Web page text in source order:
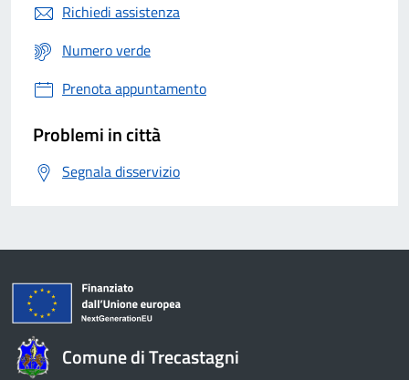
Richiedi assistenza
Numero verde
Prenota appuntamento
Problemi in città
Segnala disservizio
Comune di Trecastagni